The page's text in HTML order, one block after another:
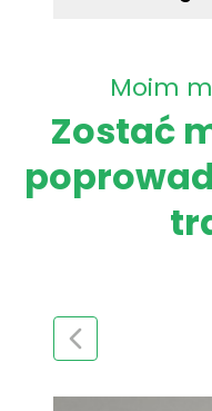
Moim
Zostać